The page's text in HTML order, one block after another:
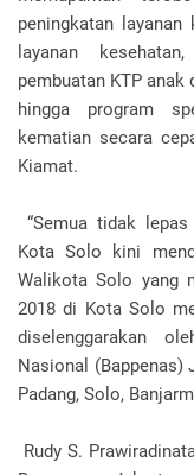
peningkatan layanan
layanan
pembuatan KTP anak
hingga program
kematian secara
Kiamat.
“Semua tidak
Kota Solo kini
Walikota Solo yang
2018 di Kota Solo
diselenggarakan
Nasional (Bappenas)
Padang, Solo,
Rudy S.